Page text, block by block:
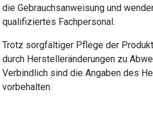
die Gebrauchsanweisung und
qualifiziertes Fachpersonal.
Trotz sorgfältiger Pflege der
durch Herstelleränderungen zu
Verbindlich sind die Angaben des
vorbehalten.